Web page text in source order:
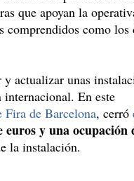
que apoyan la
comprendidos como los
y actualizar unas
En este
Fira de Barcelona, cerró
y una ocupación
la instalación.